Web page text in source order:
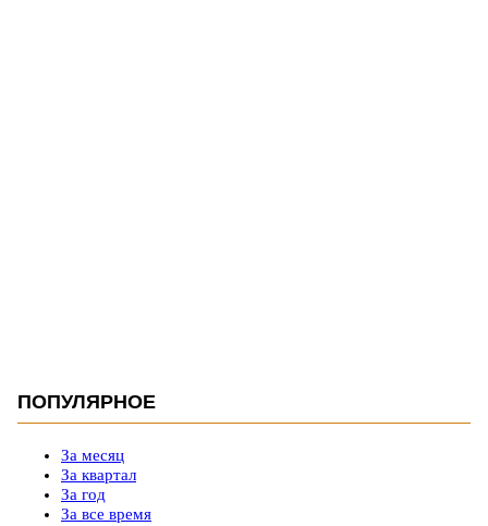
ПОПУЛЯРНОЕ
За месяц
За квартал
За год
За все время